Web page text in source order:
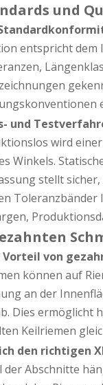
und
entspricht dem
und
wird
Winkels.
stellt
Toleranzbänder
Vorteil von
können auf
an der
Dies ermöglicht
Keilriemen
den richtigen
der Abschnitte